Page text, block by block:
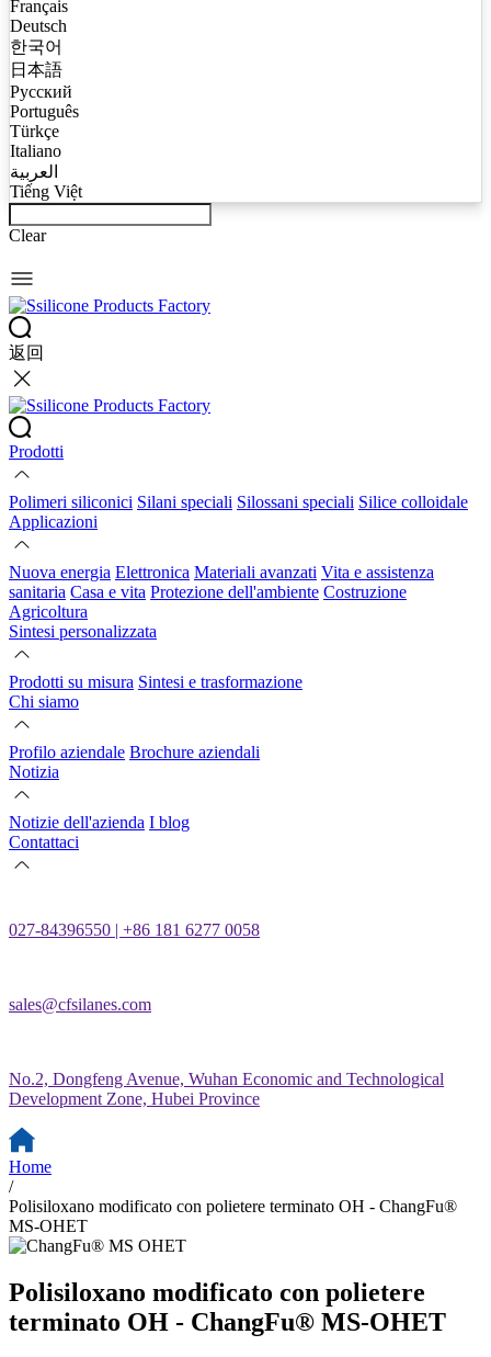
Français
Deutsch
한국어
日本語
Русский
Português
Türkçe
Italiano
العربية
Tiếng Việt
Clear
返回
Prodotti
Polimeri siliconici Silani speciali Silossani speciali Silice colloidale
Applicazioni
Nuova energia Elettronica Materiali avanzati Vita e assistenza
sanitaria Casa e vita Protezione dell'ambiente Costruzione
Agricoltura
Sintesi personalizzata
Prodotti su misura Sintesi e trasformazione
Chi siamo
Profilo aziendale Brochure aziendali
Notizia
Notizie dell'azienda I blog
Contattaci
027-84396550 | +86 181 6277 0058
sales@cfsilanes.com
No.2, Dongfeng Avenue, Wuhan Economic and Technological
Development Zone, Hubei Province
Home
/
Polisiloxano modificato con polietere terminato OH - ChangFu®
MS-OHET
Polisiloxano modificato con polietere
terminato OH - ChangFu® MS-OHET